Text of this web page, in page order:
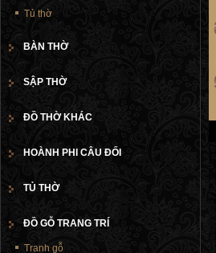
Tủ thờ
BÀN THỜ
SẬP THỜ
ĐỒ THỜ KHÁC
HOÀNH PHI CÂU ĐỐI
TỦ THỜ
ĐỒ GỖ TRANG TRÍ
Tranh gỗ